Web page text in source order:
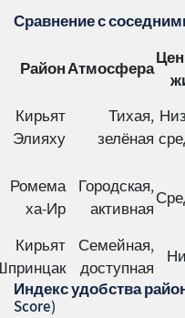
Сравнение с
РайонАтмосфера
Кирьят
Элияху
Тихая,
зелёная
Ромема
ха‑Ир
Городская,
активная
Кирьят
Семейная,
доступная
Индекс удобства
Score)